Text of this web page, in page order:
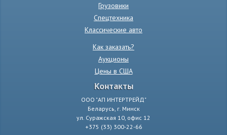
Грузовики
Спецтехника
Классические авто
Как заказать?
Аукционы
Цены в США
Контакты
ООО "АП ИНТЕРТРЕЙД"
Беларусь, г. Минск
ул. Суражская 10, офис 12
+375 (33) 300-22-66